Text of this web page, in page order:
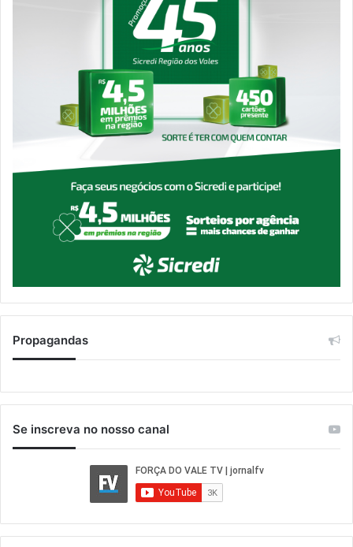
Propagandas
Se inscreva no nosso canal